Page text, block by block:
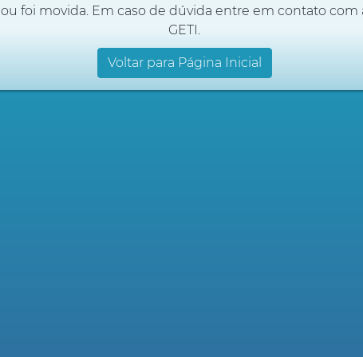
ou foi movida. Em caso de dúvida entre em contato com
GETI.
Voltar para Página Inicial